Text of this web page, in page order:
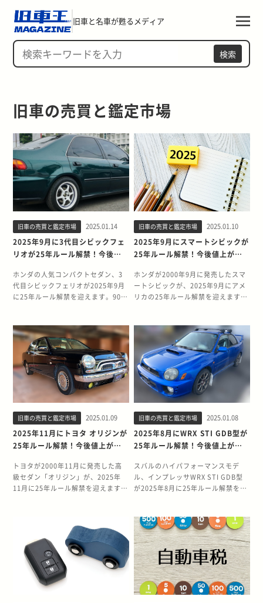
旧車と名車が甦るメディア
検索
旧車の売買と鑑定市場
旧車の売買と鑑定市場 2025.01.14
2025年9月に3代目シビックフェ
リオが25年ルール解禁！今後値
ホンダの人気コンパクトセダン、3
代目シビックフェリオが2025年9月
に25年ルール解禁を迎えます。90年
ンジンを搭載したスポーティなセダ
ンとして、国内外で高い評価を得て
きました。現在、アメリカでの需要
の高まりが予想され、中古車相場へ
の影響が注目されています。本記事
では、3代目フェリオの魅力と25年
ルール解禁による市場への影響につ
に3代目シビックフェリオが25年ル
ール解禁！ 2025年9月、3代目シビ
ックフェリオが、アメリカの25年ル
2005年にかけて製造された3代目シ
ビックフェリオは、コンパクトセダ
ンとして高く評価されています。
の特性と、軽量ボディによる優れた
ハンドリング性能で、スポーツドラ
イビングの魅力を手軽に味わえるモ
デルとして、若いドライバーを中心
に支持を集めました。 そもそも25年
ルールとは？ 25年ルールは、アメリ
旧車の売買と鑑定市場 2025.01.10
2025年9月にスマートシビックが
25年ルール解禁！今後値上がり
ホンダが2000年9月に発売したスマ
ートシビックが、2025年9月にアメ
リカの25年ルール解禁を迎えます。
魅力を放つモデルとして注目を集め
ました。 今回は、スマートシビック
の25年ルール解禁に関する情報と、
モデルの特徴について詳しく解説し
ていきます。 2025年9月にスマート
シビックが25年ルール解禁！ 2025
年9月、スマートシビックが25年ル
は、先代までのコンパクトなサイズ
から一新して、ボディが一回り以上
拡大されました。5ドアモデルには
然ることながら室内もミニバンを思
わせる空間へと進化を遂げていま
す。 実用性と日本車としての信頼性
ます。 そもそも25年ルールとは？
25年ルールとは、製造から25年以上
が経過したクルマについて、アメリ
カへの輸入規制を緩和する特別な制
度です。通常、アメリカでは右ハン
ドル車の輸入が制限されています
が、25年以上経過したクルマはクラ
シックカーとして登録が可能となり
旧車の売買と鑑定市場 2025.01.09
2025年11月にトヨタ オリジンが
25年ルール解禁！今後値上がり
トヨタが2000年11月に発売した高
級セダン「オリジン」が、2025年
11月に25年ルール解禁を迎えます。
話題を集めたオリジンは、解禁に伴
い海外での需要が高まる可能性があ
ります。 今回は、オリジンの25年ル
ール解禁による影響と、モデルの魅
力について詳しく解説していきま
旧車の売買と鑑定市場 2025.01.08
2025年8月にWRX STI GDB型が
25年ルール解禁！今後値上がり
スバルのハイパフォーマンスモデ
ル、インプレッサWRX STI GDB型
が2025年8月に25年ルール解禁を迎
相場に大きな変動が予想されます。
本記事では、WRX STI GDB型の魅
力と25年ルール解禁による影響につ
いて詳しく解説します。今後の動向
を見極める参考としてぜひご活用く
ださい。 2025年8月にWRX STI
GDB型が25年ルール解禁！ 2025年